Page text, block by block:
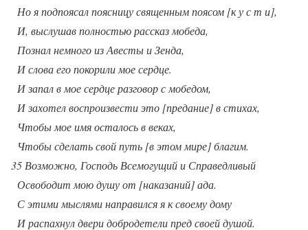
Но я подпоясал поясницу священным поясом [к у с т и],
И, выслушав полностью рассказ мобеда,
Познал немного из Авесты и Зенда,
И слова его покорили мое сердце.
И запал в мое сердце разговор с мобедом,
И захотел воспроизвести это [предание] в стихах,
Чтобы мое имя осталось в веках,
Чтобы сделать свой путь [в этом мире] благим.
35 Возможно, Господь Всемогущий и Справедливый
Освободит мою душу от [наказаний] ада.
С этими мыслями направился я к своему дому
И распахнул двери добродетели пред своей душой.